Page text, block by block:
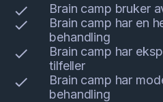
Brain camp bruker
Brain camp har en
behandling
Brain camp har
tilfeller
Brain camp har
behandling